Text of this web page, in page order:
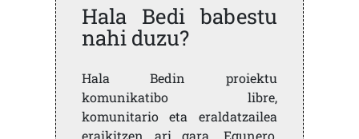
Hala Bedi babestu
nahi duzu?
Hala Bedin proiektu
komunikatibo libre,
komunitario eta eraldatzailea
eraikitzen ari gara. Egunero,